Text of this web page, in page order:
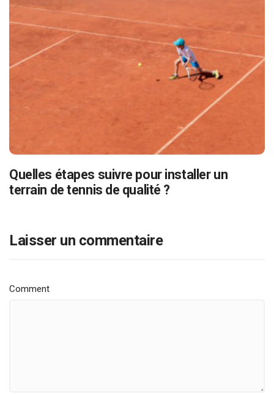
Quelles étapes suivre pour installer un
terrain de tennis de qualité ?
Laisser un commentaire
Comment